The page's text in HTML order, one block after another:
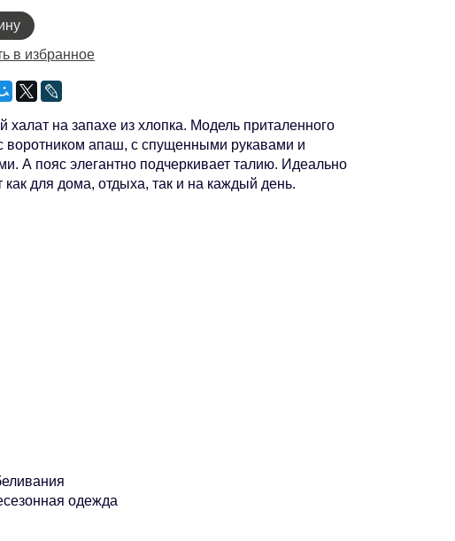
в избранное
халат на запахе из хлопка. Модель приталенного
воротником апаш, с спущенными рукавами и
А пояс элегантно подчеркивает талию. Идеально
как для дома, отдыха, так и на каждый день.
одежда